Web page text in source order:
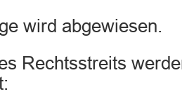
wird abgewiesen.
Rechtsstreits